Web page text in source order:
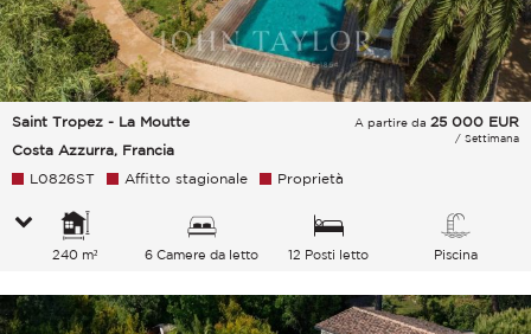
Saint Tropez - La Moutte
Costa Azzurra, Francia
A partire da 25 000 EUR
/ Settimana
L0826ST Affitto stagionale Proprietà
240 m² 6 Camere da letto 12 Posti letto Piscina